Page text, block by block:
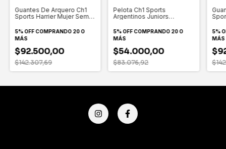
Guantes De Arquero Ch1
Sports Harrier Mujer Semi
5% OFFCOMPRANDO 20 O
MÁS
$92.500,00
$142.307,69
Pelota Ch1 Sports
Argentinos Juniors
Rojo y blanco
5% OFFCOMPRANDO 20 O
MÁS
$54.000,00
$83.076,92
5%
MÁS